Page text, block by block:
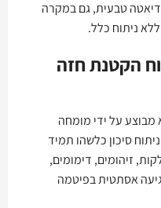
טבעית, גם במקרה
ניתוח כלל.
הקטנת חזה
מבוצע על ידי מומחה
סיכון כלשהו תמיד
זיהומים, דימומים,
אסתטית בפיטמה